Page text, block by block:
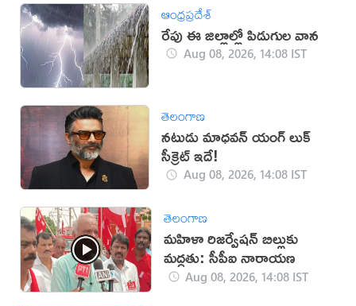
ఆంధ్రప్రదేశ్
రేపు ఈ జిల్లాల్లో పిడుగుల వాన
Aug 08, 2026, 14:08 IST
తెలంగాణ
నటుడు మాధవన్ యంగ్ లుక్
సీక్రెట్ ఇదే!
Aug 08, 2026, 14:08 IST
తెలంగాణ
మహిళా రిజర్వేషన్ బిల్లుకు
మద్దతు: సీపీఐ నారాయణ
Aug 08, 2026, 14:08 IST